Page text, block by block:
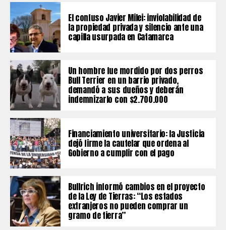
El confuso Javier Milei: inviolabilidad de
la propiedad privada y silencio ante una
capilla usurpada en Catamarca
Un hombre fue mordido por dos perros
Bull Terrier en un barrio privado,
demandó a sus dueños y deberán
indemnizarlo con $2.700.000
Financiamiento universitario: la Justicia
dejó firme la cautelar que ordena al
Gobierno a cumplir con el pago
Bullrich informó cambios en el proyecto
de la Ley de Tierras: “Los estados
extranjeros no pueden comprar un
gramo de tierra”